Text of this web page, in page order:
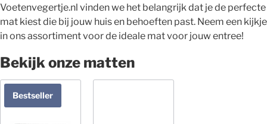
Voetenvegertje.nl vinden we het belangrijk dat je de perfecte
mat kiest die bij jouw huis en behoeften past. Neem een kijkje
in ons assortiment voor de ideale mat voor jouw entree!
Bekijk onze matten
Bestseller